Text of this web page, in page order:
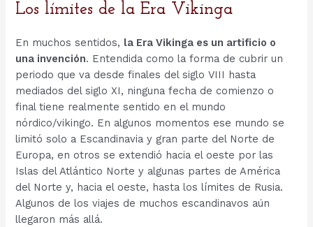
Los límites de la Era Vikinga
En muchos sentidos, la Era Vikinga es un artificio o
una invención. Entendida como la forma de cubrir un
periodo que va desde finales del siglo VIII hasta
mediados del siglo XI, ninguna fecha de comienzo o
final tiene realmente sentido en el mundo
nórdico/vikingo. En algunos momentos ese mundo se
limitó solo a Escandinavia y gran parte del Norte de
Europa, en otros se extendió hacia el oeste por las
Islas del Atlántico Norte y algunas partes de América
del Norte y, hacia el oeste, hasta los límites de Rusia.
Algunos de los viajes de muchos escandinavos aún
llegaron más allá.